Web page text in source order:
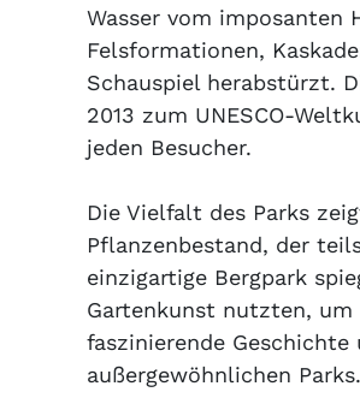
Wasser vom imposanten
Felsformationen,
Schauspiel herabstürzt.
2013 zum UNESCO-
jeden Besucher.
Die Vielfalt des Parks
Pflanzenbestand, der
einzigartige Bergpark
Gartenkunst nutzten,
faszinierende
außergewöhnlichen Parks.